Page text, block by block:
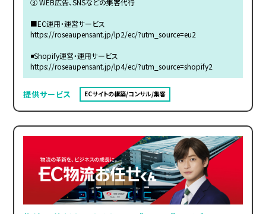
■EC運用・運営サービス
https://roseaupensant.jp/lp2/ec/?utm_source=eu2
◾️Shopify運営・運用サービス
https://roseaupensant.jp/lp4/ec/?utm_source=shopify2
提供サービス ECサイトの構築/コンサル/集客